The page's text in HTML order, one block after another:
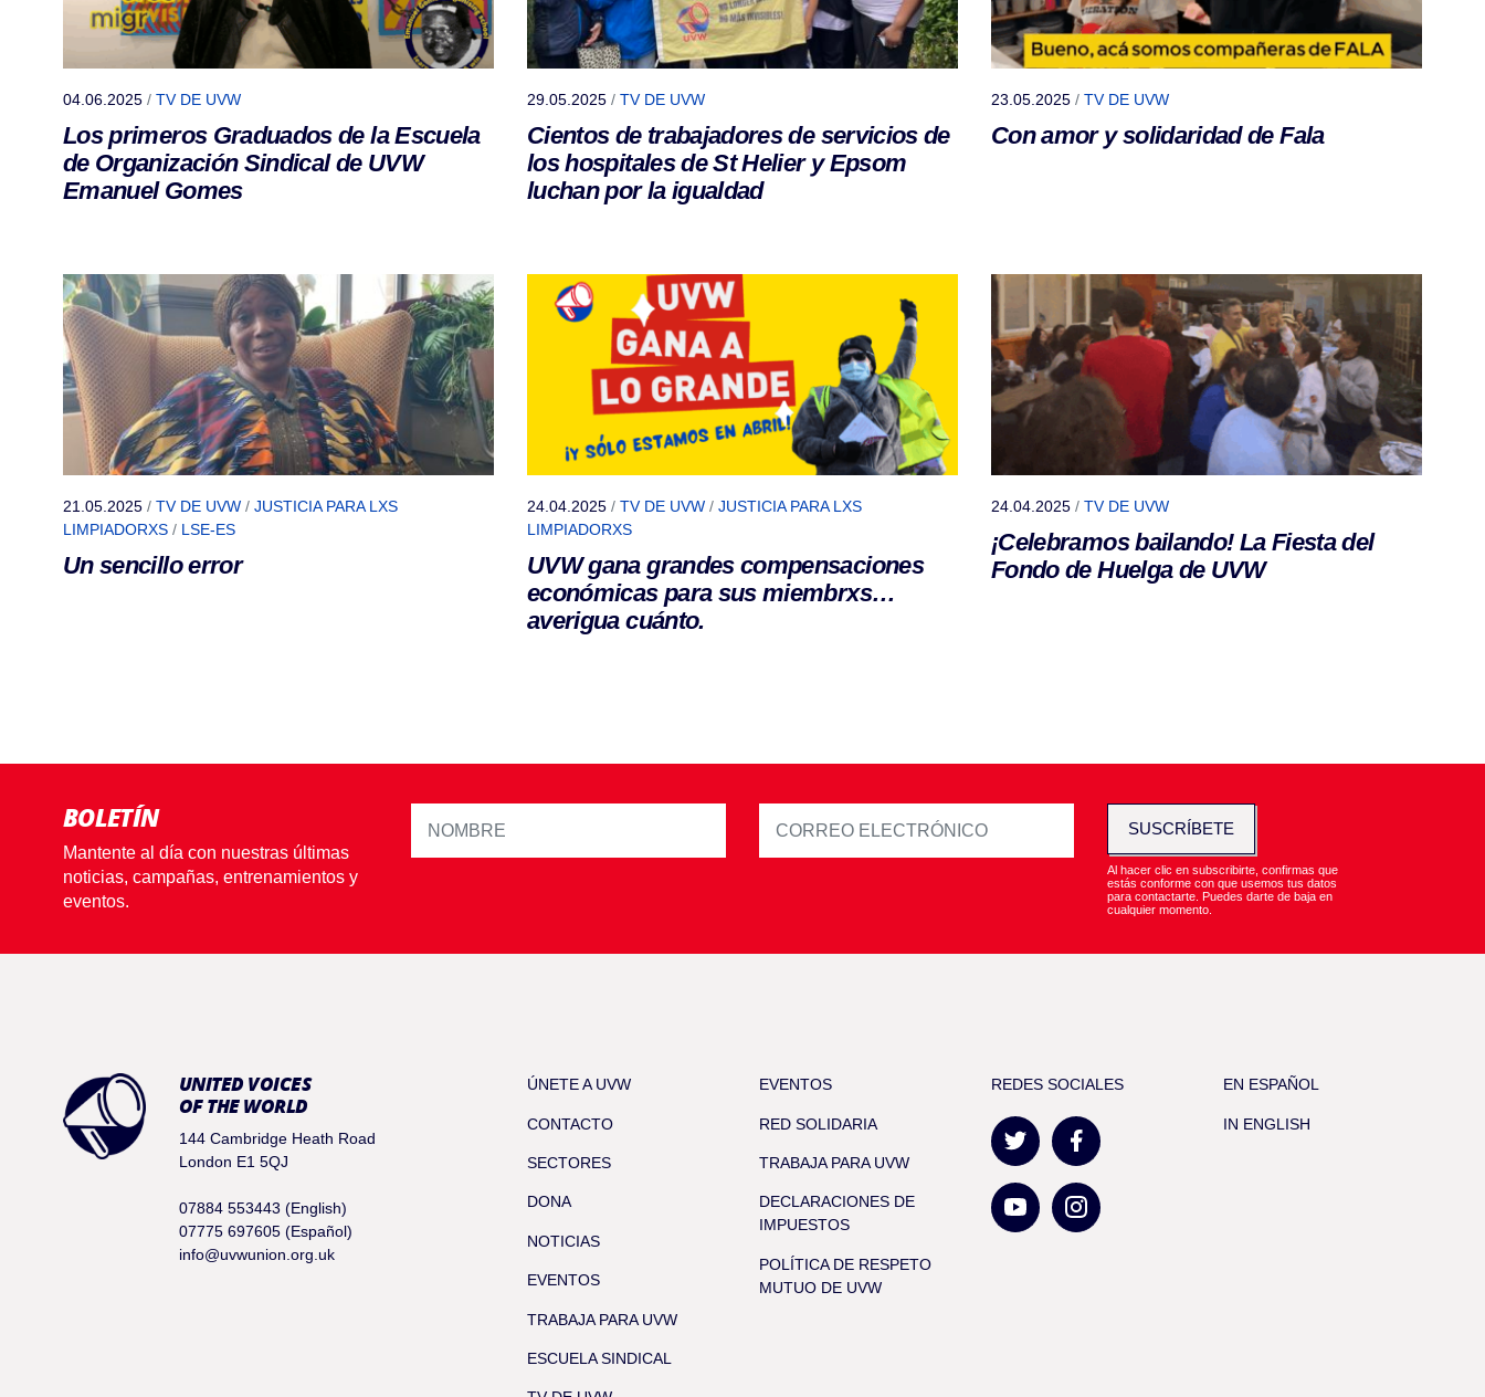
04.06.2025 / TV DE UVW
Los primeros Graduados de la Escuela
de Organización Sindical de UVW
Emanuel Gomes
29.05.2025 / TV DE UVW
Cientos de trabajadores de servicios de
los hospitales de St Helier y Epsom
luchan por la igualdad
23.05.2025 / TV DE UVW
Con amor y solidaridad de Fala
21.05.2025 / TV DE UVW / JUSTICIA PARA LXS
LIMPIADORXS / LSE-ES
Un sencillo error
24.04.2025 / TV DE UVW / JUSTICIA PARA LXS
LIMPIADORXS
UVW gana grandes compensaciones
económicas para sus miembrxs…
averigua cuánto.
24.04.2025 / TV DE UVW
¡Celebramos bailando! La Fiesta del
Fondo de Huelga de UVW
BOLETÍN
Mantente al día con nuestras últimas
noticias, campañas, entrenamientos y
eventos.
SUSCRÍBETE
Al hacer clic en subscribirte, confirmas que
estás conforme con que usemos tus datos
para contactarte. Puedes darte de baja en
cualquier momento.
UNITED VOICES
OF THE WORLD
144 Cambridge Heath Road
London E1 5QJ
07884 553443 (English)
07775 697605 (Español)
info@uvwunion.org.uk
ÚNETE A UVW
CONTACTO
SECTORES
DONA
NOTICIAS
EVENTOS
TRABAJA PARA UVW
ESCUELA SINDICAL
EVENTOS
RED SOLIDARIA
TRABAJA PARA UVW
DECLARACIONES DE
IMPUESTOS
POLÍTICA DE RESPETO
MUTUO DE UVW
REDES SOCIALES EN ESPAÑOL
IN ENGLISH